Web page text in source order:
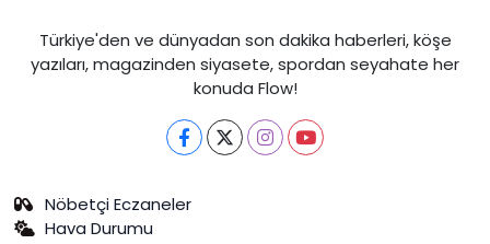
Türkiye'den ve dünyadan son dakika haberleri, köşe
yazıları, magazinden siyasete, spordan seyahate her
konuda Flow!
Nöbetçi Eczaneler
Hava Durumu